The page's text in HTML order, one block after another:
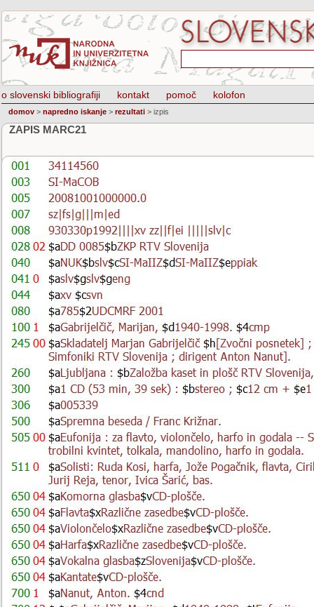
o slovenski bibliografiji kontakt pomoč kolofon
domov > napredno iskanje > rezultati > izpis
ZAPIS MARC21